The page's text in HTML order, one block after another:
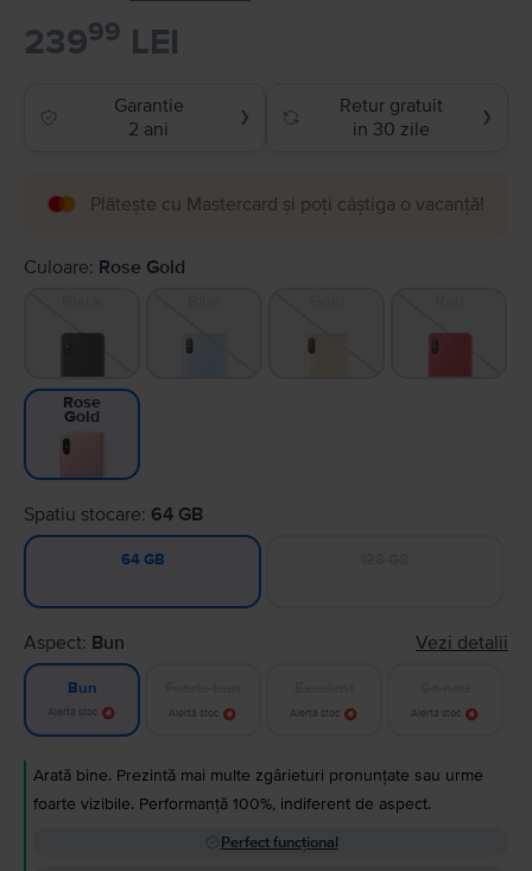
23999 LEI
Garantie
2 ani
❯
Retur gratuit
in 30 zile
❯
Plătește cu Mastercard și poți câștiga o vacanță!
Culoare: Rose Gold
Rose
Gold
Spatiu stocare: 64 GB
64 GB
Aspect: Bun Vezi detalii
Bun
Alertă stoc Alertă stoc Alertă stoc Alertă stoc
Arată bine. Prezintă mai multe zgârieturi pronunțate sau urme
foarte vizibile. Performanță 100%, indiferent de aspect.
Perfect funcțional